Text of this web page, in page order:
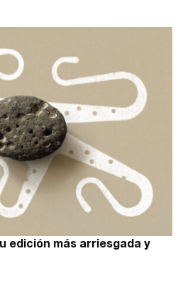
edición más arriesgada y